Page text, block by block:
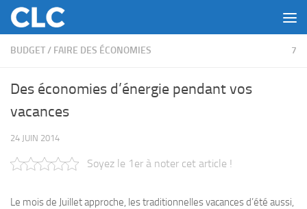
Skip to content
BUDGET/ FAIRE DES ÉCONOMIES 7
Des économies d’énergie pendant vos
vacances
24 JUIN 2014
Soyez le 1er à noter cet article !
Le mois de Juillet approche, les traditionnelles vacances d’été aussi,